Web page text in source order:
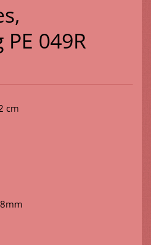
049R
cm